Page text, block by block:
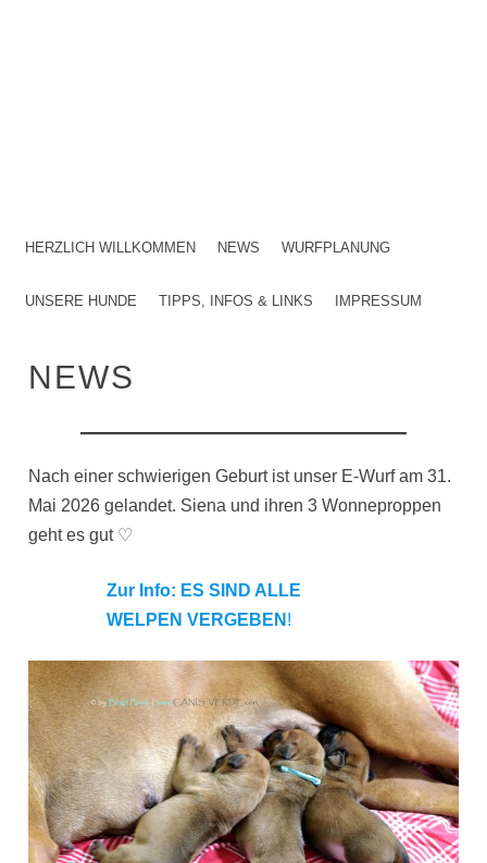
MENU
SKIP TO CONTENT
HERZLICH WILLKOMMEN NEWS WURFPLANUNG
UNSERE HUNDE TIPPS, INFOS & LINKS IMPRESSUM
NEWS
Nach einer schwierigen Geburt ist unser E-Wurf am 31.
Mai 2026 gelandet. Siena und ihren 3 Wonneproppen
geht es gut ♡
Zur Info: ES SIND ALLE
WELPEN VERGEBEN !